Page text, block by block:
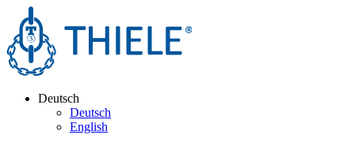
Deutsch
Deutsch
English